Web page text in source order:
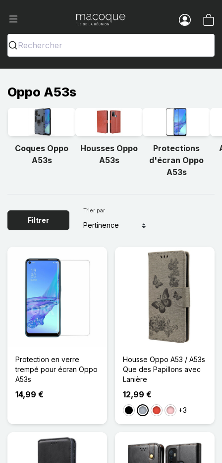
Ma Coque - Coques et Accessoires
Rechercher
Oppo A53s
Coques Oppo
A53s
Housses Oppo
A53s
Protections
d'écran Oppo
A53s
Filtrer
Trier par
Protection en verre
trempé pour écran Oppo
A53s
14,99 €
Housse Oppo A53 / A53s
Que des Papillons avec
Lanière
12,99 €
NoirGris RougeRose+3